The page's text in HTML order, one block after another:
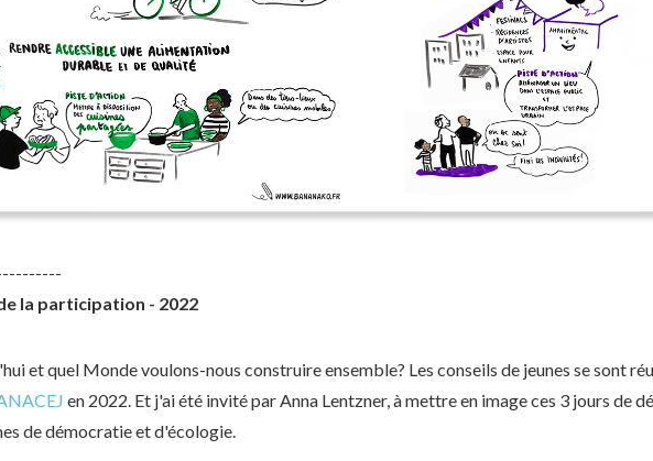
la participation - 2022
et quel Monde voulons-nous construire ensemble? Les conseils de jeunes se sont
en 2022. Et j'ai été invité par Anna Lentzner, à mettre en image ces 3 jours de
de démocratie et d'écologie.